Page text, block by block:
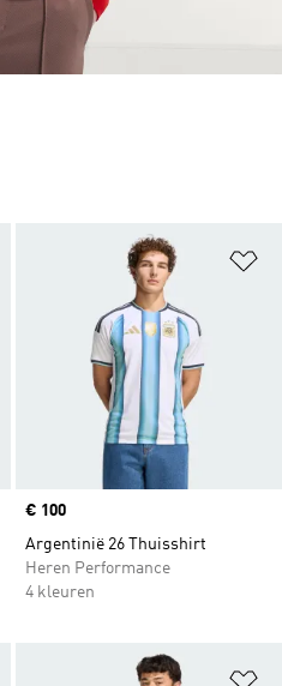
Op verlanglijst zetten
Price
€ 100
Argentinië 26 Thuisshirt
Heren Performance
4 kleuren
Op verlanglijst zetten